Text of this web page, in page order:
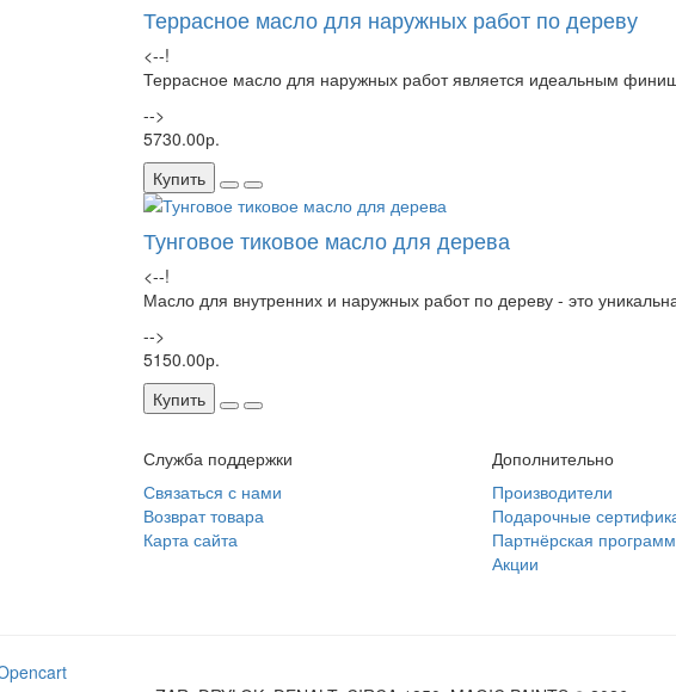
Террасное масло для наружных работ по дереву
<--!
Террасное масло для наружных работ является идеальным
-->
5730.00р.
Купить
Тунговое тиковое масло для дерева
<--!
Масло для внутренних и наружных работ по дереву - это
-->
5150.00р.
Купить
Служба поддержки
Связаться с нами
Возврат товара
Карта сайта
Дополнительно
Производители
Подарочные
Партнёрская
Акции